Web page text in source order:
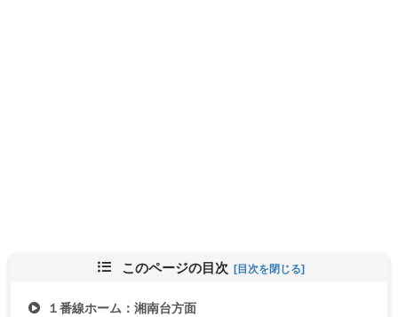
このページの目次
１番線ホーム：湘南台方面